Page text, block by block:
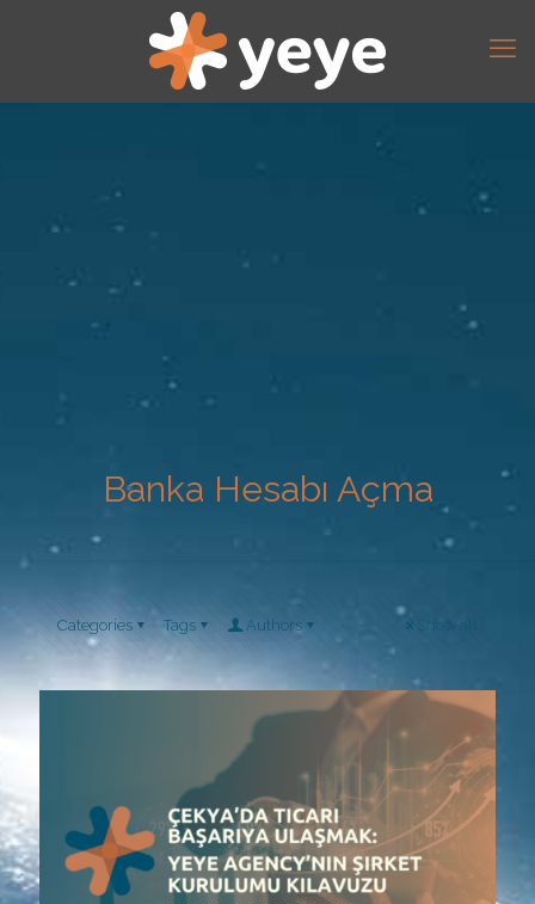
Banka Hesabı Açma
Categories Tags Authors Show all